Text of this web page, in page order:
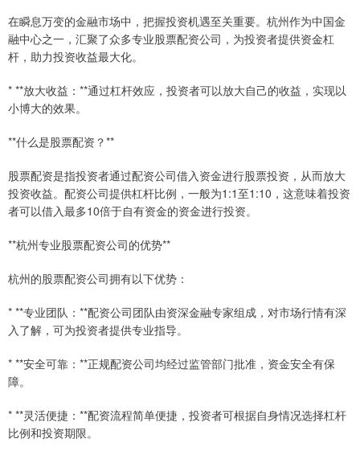
在瞬息万变的金融市场中，把握投资机遇至关重要。杭州作为中国金
融中心之一，汇聚了众多专业股票配资公司，为投资者提供资金杠
杆，助力投资收益最大化。
* **放大收益：**通过杠杆效应，投资者可以放大自己的收益，实现以
小博大的效果。
**什么是股票配资？**
股票配资是指投资者通过配资公司借入资金进行股票投资，从而放大
投资收益。配资公司提供杠杆比例，一般为1:1至1:10，这意味着投资
者可以借入最多10倍于自有资金的资金进行投资。
**杭州专业股票配资公司的优势**
杭州的股票配资公司拥有以下优势：
* **专业团队：**配资公司团队由资深金融专家组成，对市场行情有深
入了解，可为投资者提供专业指导。
* **安全可靠：**正规配资公司均经过监管部门批准，资金安全有保
障。
* **灵活便捷：**配资流程简单便捷，投资者可根据自身情况选择杠杆
比例和投资期限。